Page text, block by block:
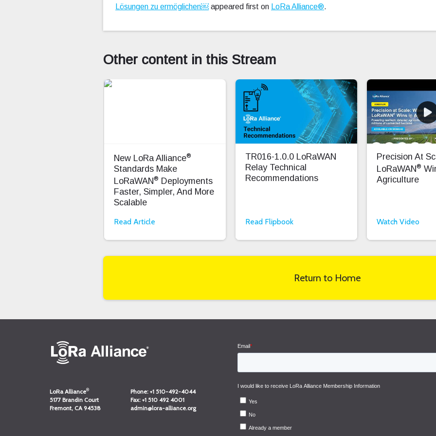
Lösungen zu ermöglichen￼ appeared first on LoRa Alliance®.
Other content in this Stream
New LoRa Alliance®
Standards Make
LoRaWAN® Deployments
Faster, Simpler, And More
Scalable
Read Article
TR016-1.0.0 LoRaWAN
Relay Technical
Recommendations
Read Flipbook
Precision At
LoRaWAN®
Agriculture
Watch Video
Return to Home
LoRa Alliance®
5177 Brandin Court
Fremont, CA 94538
Phone:+1 510-492-4044
Fax:+1 510 492 4001
admin@lora-alliance.org